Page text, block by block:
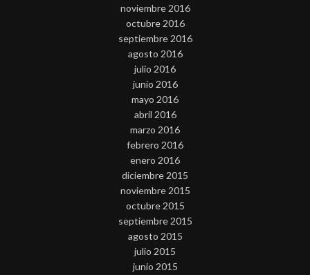
noviembre 2016
octubre 2016
septiembre 2016
agosto 2016
julio 2016
junio 2016
mayo 2016
abril 2016
marzo 2016
febrero 2016
enero 2016
diciembre 2015
noviembre 2015
octubre 2015
septiembre 2015
agosto 2015
julio 2015
junio 2015